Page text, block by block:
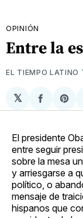
OPINIÓN
Entre la
EL TIEMPO LATINO
𝕏
en
on
El presidente
entre seguir
sobre la mesa
y arriesgarse a
político, o
mensaje de
hispanos que